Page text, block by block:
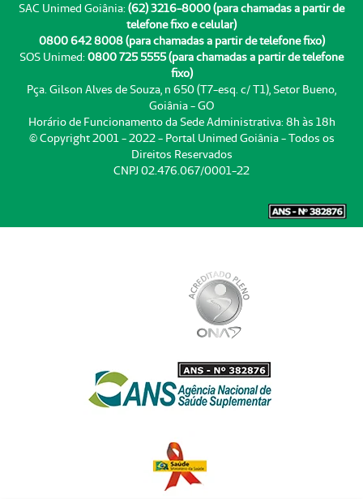
SAC Unimed Goiânia: (62) 3216-8000 (para chamadas a partir de
telefone fixo e celular)
0800 642 8008 (para chamadas a partir de telefone fixo)
SOS Unimed: 0800 725 5555 (para chamadas a partir de telefone
fixo)
Pça. Gilson Alves de Souza, n 650 (T7-esq. c/ T1), Setor Bueno,
Goiânia - GO
Horário de Funcionamento da Sede Administrativa: 8h às 18h
© Copyright 2001 - 2022 - Portal Unimed Goiânia - Todos os
Direitos Reservados
CNPJ 02.476.067/0001-22